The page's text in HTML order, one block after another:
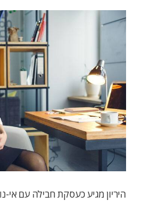
היריון מגיע כעסקת חבילה עם